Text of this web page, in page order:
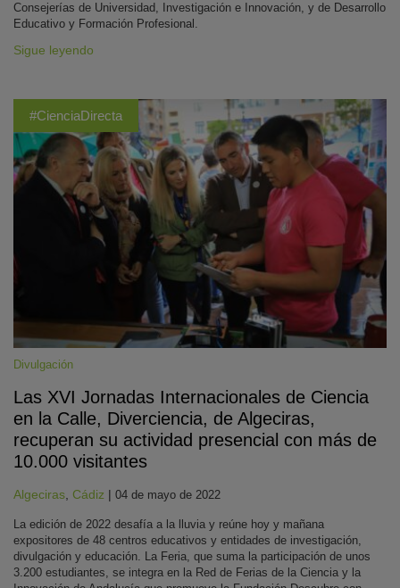
Consejerías de Universidad, Investigación e Innovación, y de Desarrollo
Educativo y Formación Profesional.
Sigue leyendo
#CienciaDirecta
Divulgación
Las XVI Jornadas Internacionales de Ciencia
en la Calle, Diverciencia, de Algeciras,
recuperan su actividad presencial con más de
10.000 visitantes
Algeciras Cádiz | 04 de mayo de 2022
La edición de 2022 desafía a la lluvia y reúne hoy y mañana
expositores de 48 centros educativos y entidades de investigación,
divulgación y educación. La Feria, que suma la participación de unos
3.200 estudiantes, se integra en la Red de Ferias de la Ciencia y la